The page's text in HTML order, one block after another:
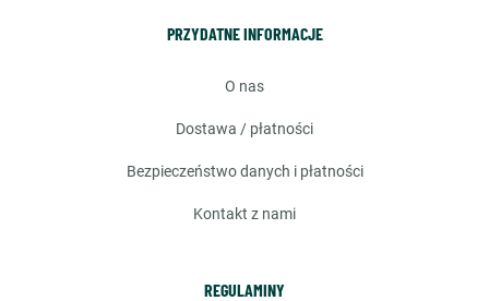
PRZYDATNE INFORMACJE
o nas
dostawa / płatności
bezpieczeństwo danych i płatności
kontakt z nami
REGULAMINY